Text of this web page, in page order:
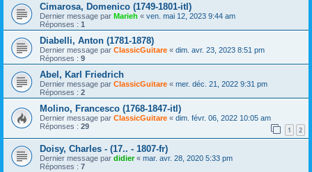
Cimarosa, Domenico (1749-1801-itl)
Dernier message par Marieh « ven. mai 12, 2023 9:44 am
Réponses : 1
Diabelli, Anton (1781-1878)
Dernier message par ClassicGuitare « dim. avr. 23, 2023 8:51 pm
Réponses : 9
Abel, Karl Friedrich
Dernier message par ClassicGuitare « mer. déc. 21, 2022 9:31 pm
Réponses : 2
Molino, Francesco (1768-1847-itl)
Dernier message par ClassicGuitare « dim. févr. 06, 2022 10:05 am
Réponses : 29 1 2
Doisy, Charles - (17.. - 1807-fr)
Dernier message par didier« mar. avr. 28, 2020 5:33 pm
Réponses : 7